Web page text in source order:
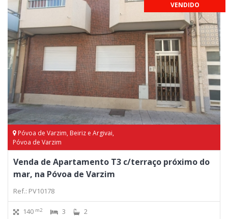
VENDIDO
Póvoa de Varzim, Beiriz e Argivai,
Póvoa de Varzim
Venda de Apartamento T3 c/terraço próximo do
mar, na Póvoa de Varzim
Ref.: PV10178
140 m2 3 2